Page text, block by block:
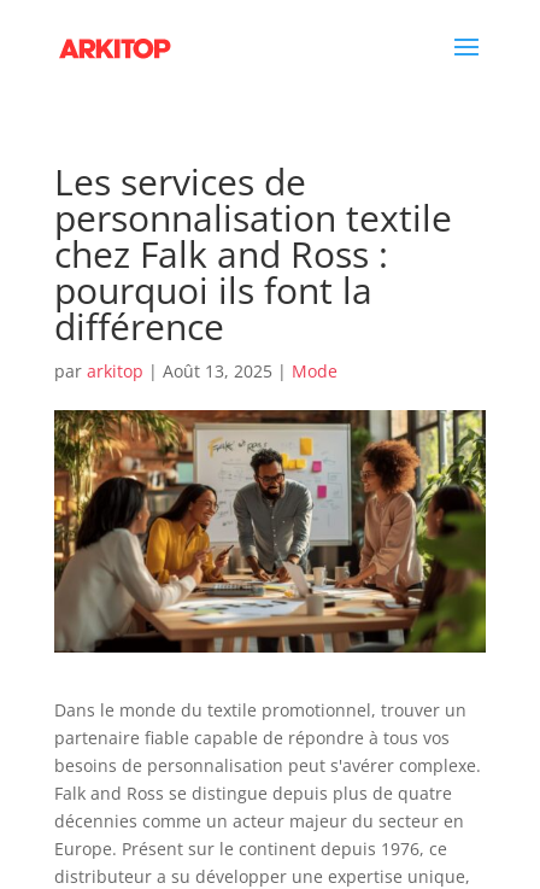
Les services de
personnalisation textile
chez Falk and Ross :
pourquoi ils font la
différence
par arkitop | Août 13, 2025| Mode
Dans le monde du textile promotionnel, trouver un
partenaire fiable capable de répondre à tous vos
besoins de personnalisation peut s'avérer complexe.
Falk and Ross se distingue depuis plus de quatre
décennies comme un acteur majeur du secteur en
Europe. Présent sur le continent depuis 1976, ce
distributeur a su développer une expertise unique,